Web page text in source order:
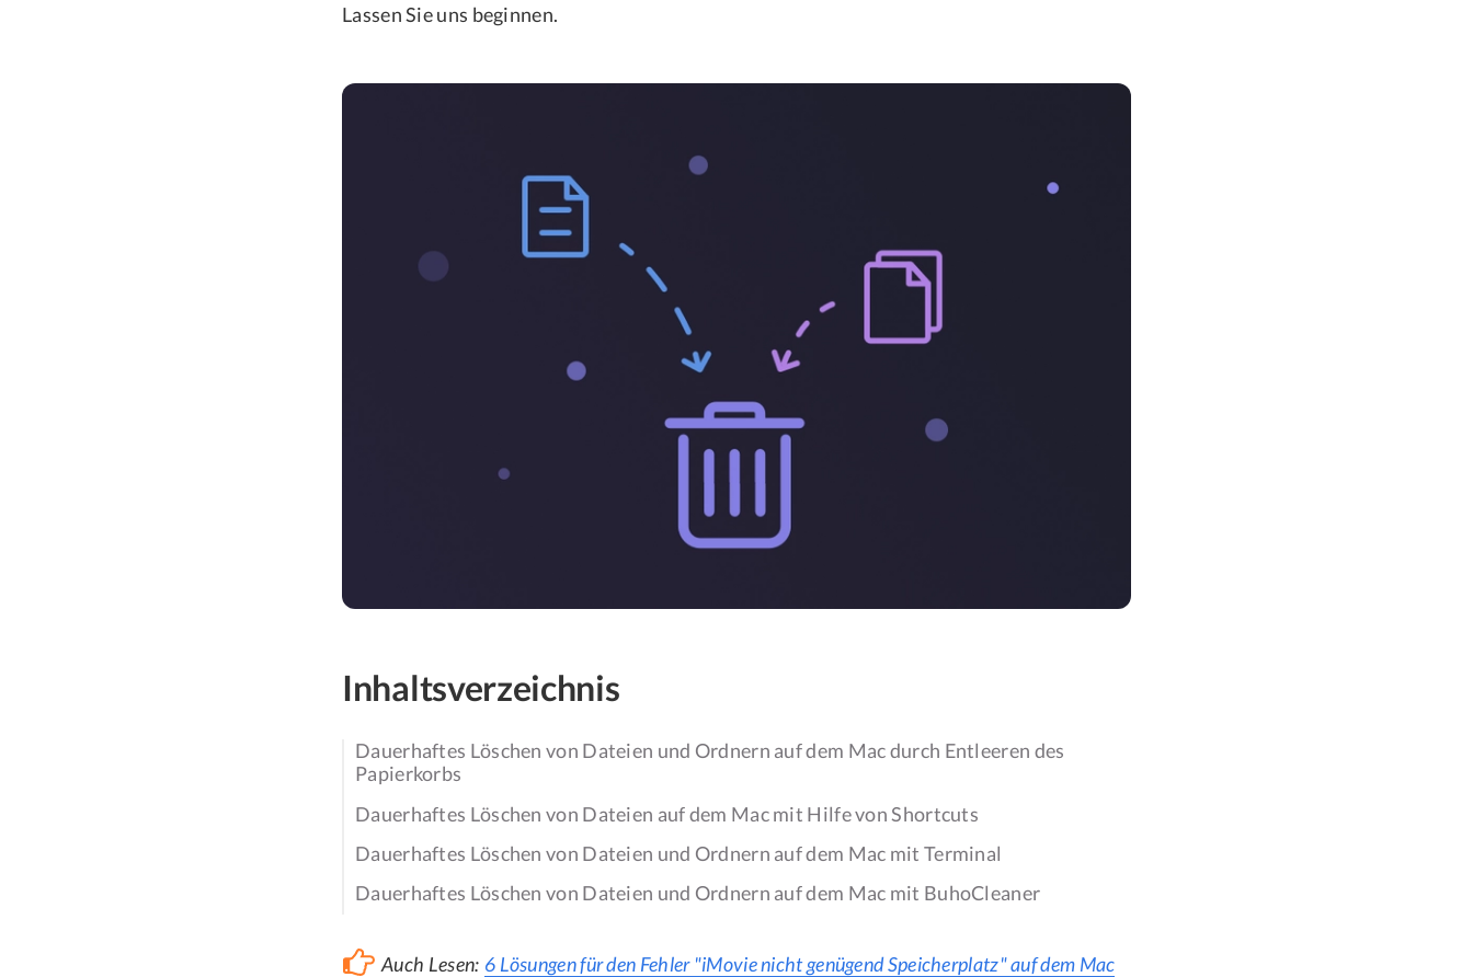
Lassen Sie uns beginnen.
Inhaltsverzeichnis
Dauerhaftes Löschen von Dateien und Ordnern auf dem Mac durch Entleeren des
Papierkorbs
Dauerhaftes Löschen von Dateien auf dem Mac mit Hilfe von Shortcuts
Dauerhaftes Löschen von Dateien und Ordnern auf dem Mac mit Terminal
Dauerhaftes Löschen von Dateien und Ordnern auf dem Mac mit BuhoCleaner
Auch Lesen: 6 Lösungen für den Fehler "iMovie nicht genügend Speicherplatz" auf dem Mac